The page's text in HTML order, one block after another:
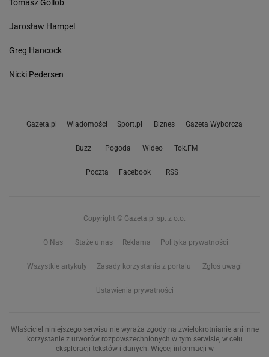
Tomasz Gollob
Jarosław Hampel
Greg Hancock
Nicki Pedersen
Gazeta.pl Wiadomości Sport.pl Biznes Gazeta Wyborcza
Buzz Pogoda Wideo Tok.FM
Poczta Facebook RSS
Copyright © Gazeta.pl sp. z o.o.
O Nas Staże u nas Reklama Polityka prywatności
Wszystkie artykuły Zasady korzystania z portalu Zgłoś uwagi
Ustawienia prywatności
Właściciel niniejszego serwisu nie wyraża zgody na zwielokrotnianie ani inne
korzystanie z utworów rozpowszechnionych w tym serwisie, w celu
eksploracji tekstów i danych. Więcej informacji w